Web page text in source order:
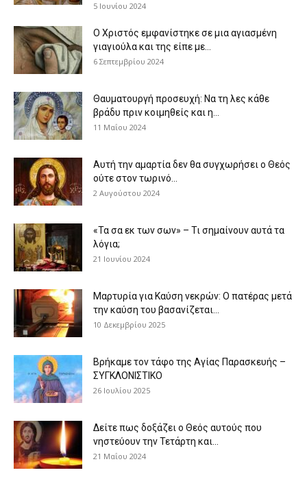
5 Ιουνίου 2024
Ο Χριστός εμφανίστηκε σε μια αγιασμένη
γιαγιούλα και της είπε με...
6 Σεπτεμβρίου 2024
Θαυματουργή προσευχή: Να τη λες κάθε
βράδυ πριν κοιμηθείς και η...
11 Μαΐου 2024
Αυτή την αμαρτία δεν θα συγχωρήσει ο Θεός
ούτε στον τωρινό...
2 Αυγούστου 2024
«Τα σα εκ των σων» – Τι σημαίνουν αυτά τα
λόγια;
21 Ιουνίου 2024
Μαρτυρία για Καύση νεκρών: Ο πατέρας μετά
την καύση του βασανίζεται...
10 Δεκεμβρίου 2025
Βρήκαμε τον τάφο της Αγίας Παρασκευής –
ΣΥΓΚΛΟΝΙΣΤΙΚΟ
26 Ιουλίου 2025
Δείτε πως δοξάζει ο Θεός αυτούς που
νηστεύουν την Τετάρτη και...
21 Μαΐου 2024